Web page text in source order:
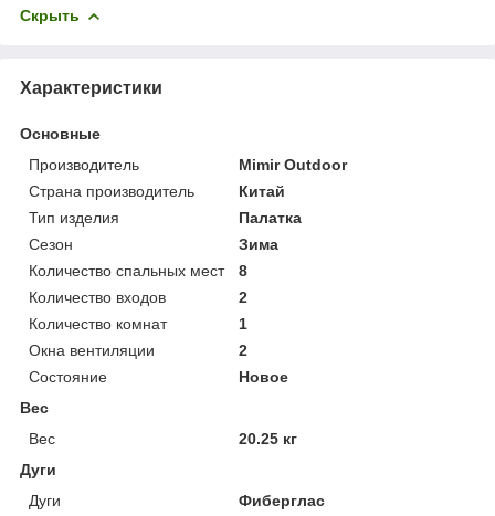
Скрыть
Характеристики
Основные
Производитель
Mimir Outdoor
Страна производитель
Китай
Тип изделия
Палатка
Сезон
Зима
Количество спальных мест
8
Количество входов
2
Количество комнат
1
Окна вентиляции
2
Состояние
Новое
Вес
Вес
20.25 кг
Дуги
Дуги
Фиберглас